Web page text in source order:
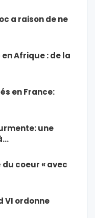
a raison de ne
Afrique : de la
en France:
une
du coeur « avec
VI ordonne